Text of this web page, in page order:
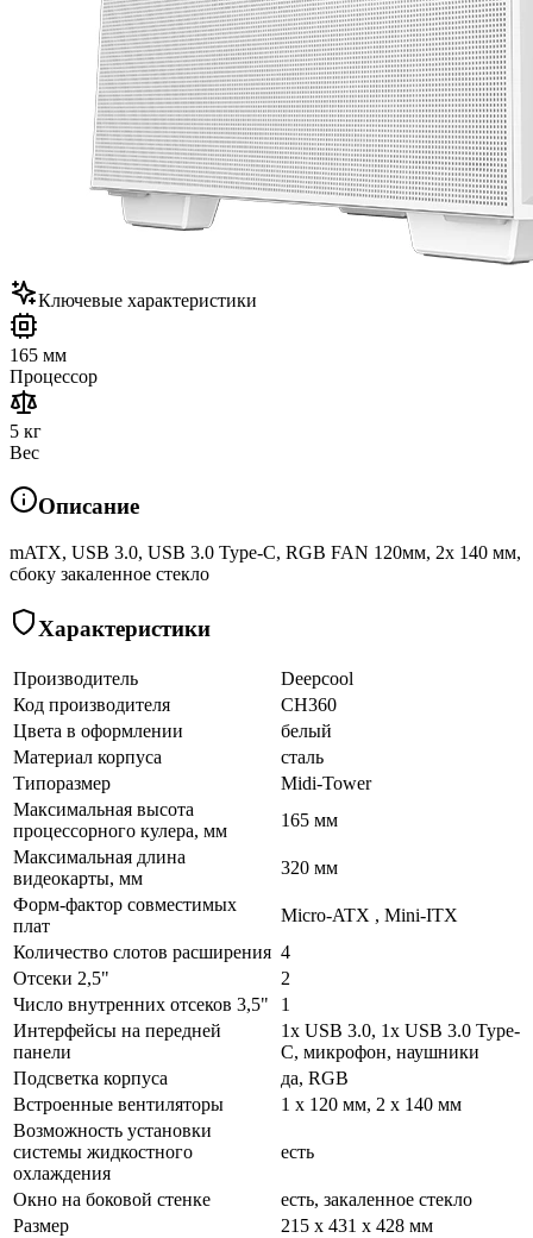
Ключевые характеристики
165 мм
Процессор
5 кг
Вес
Описание
mATX, USB 3.0, USB 3.0 Type-C, RGB FAN 120мм, 2x 140 мм,
сбоку закаленное стекло
Характеристики
Производитель
Deepcool
Код производителя
CH360
Цвета в оформлении
белый
Материал корпуса
сталь
Типоразмер
Midi-Tower
Максимальная высота
процессорного кулера, мм
165 мм
Максимальная длина
видеокарты, мм
320 мм
Форм-фактор совместимых
плат
Micro-ATX , Mini-ITX
Количество слотов расширения 4
Отсеки 2,5"
2
Число внутренних отсеков 3,5"
1
Интерфейсы на передней
панели
1x USB 3.0, 1x USB 3.0 Type-
C, микрофон, наушники
Подсветка корпуса
да, RGB
Встроенные вентиляторы
1 x 120 мм, 2 x 140 мм
Возможность установки
системы жидкостного
охлаждения
есть
Окно на боковой стенке
есть, закаленное стекло
Размер
215 x 431 x 428 мм